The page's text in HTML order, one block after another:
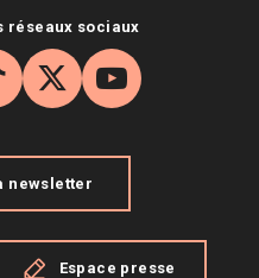
réseaux sociaux
X YouTube
newsletter
Espace presse